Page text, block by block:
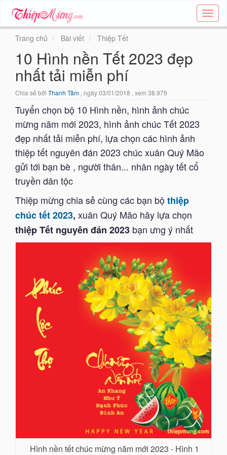
Tạo
thiệp
Trang chủ Bài viết Thiệp Tết
10 Hình nền Tết 2023 đẹp
nhất tải miễn phí
Chia sẻ bởi Thanh Tâm , ngày 03/01/2018 , xem 38.979
Tuyển chọn bộ 10 Hình nền, hình ảnh chúc
mừng năm mới 2023, hình ảnh chúc Tết 2023
đẹp nhất tải miễn phí, lựa chọn các hình ảnh
thiệp tết nguyên đán 2023 chúc xuân Quý Mão
gửi tới bạn bè , người thân... nhân ngày tết cổ
truyền dân tộc
Thiệp mừng chia sẻ cùng các bạn bộthiệp
chúc tết 2023, xuân Quý Mão hãy lựa chọn
thiệp Tết nguyên đán 2023 bạn ưng ý nhất
Hình nền tết chúc mừng năm mới 2023 - Hình 1